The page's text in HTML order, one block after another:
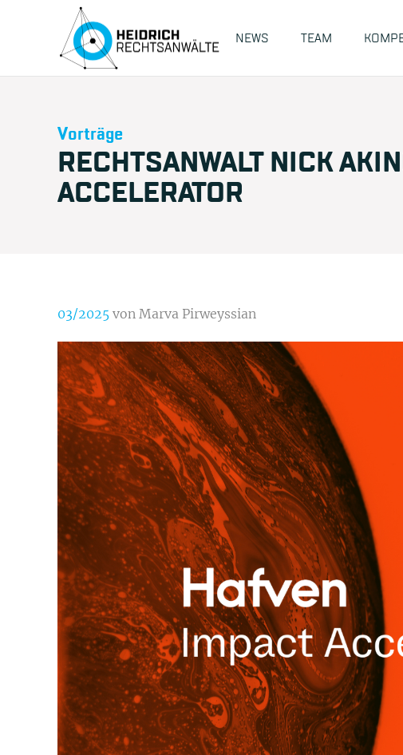
NEWS TEAM
Vorträge
RECHTSANWALT NICK
ACCELERATOR
03/2025 von Marva Pirweyssian